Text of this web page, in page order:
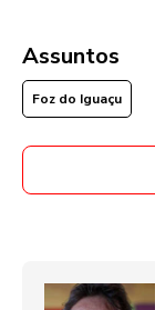
Assuntos
Foz do Iguaçu